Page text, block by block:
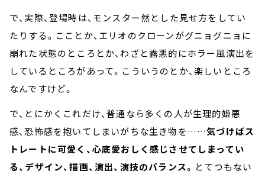
で、実際、登場時は、モンスター然とした見せ方をしてい
たりする。こことか、エリオのクローンがグニョグニョに
崩れた状態のところとか、わざと露悪的にホラー風演出を
しているところがあって。こういうのとか、楽しいところ
なんですけど。
で、とにかくこれだけ、普通なら多くの人が生理的嫌悪
感、恐怖感を抱いてしまいがちな生き物を……気づけばス
トレートに可愛く、心底愛おしく感じさせてしまってい
る、デザイン、描画、演出、演技のバランス。 とてつもない